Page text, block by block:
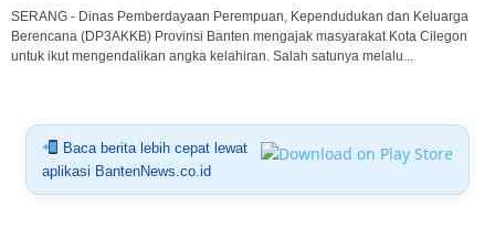
SERANG - Dinas Pemberdayaan Perempuan, Kependudukan dan Keluarga
Berencana (DP3AKKB) Provinsi Banten mengajak masyarakat Kota Cilegon
untuk ikut mengendalikan angka kelahiran. Salah satunya melalu...
Baca berita lebih cepat lewat
aplikasi BantenNews.co.id